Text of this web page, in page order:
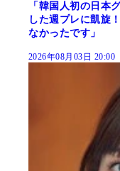
「韓国人初の日本
した週プレに凱旋
なかったです」
2026年08月03日 20:00